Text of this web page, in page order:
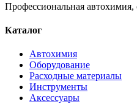
Профессиональная автохимия,
Каталог
Автохимия
Оборудование
Расходные материалы
Инструменты
Аксессуары